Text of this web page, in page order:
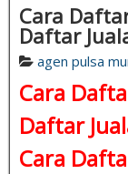
Cara
Daftar
agen pulsa
Cara
Daftar
Cara